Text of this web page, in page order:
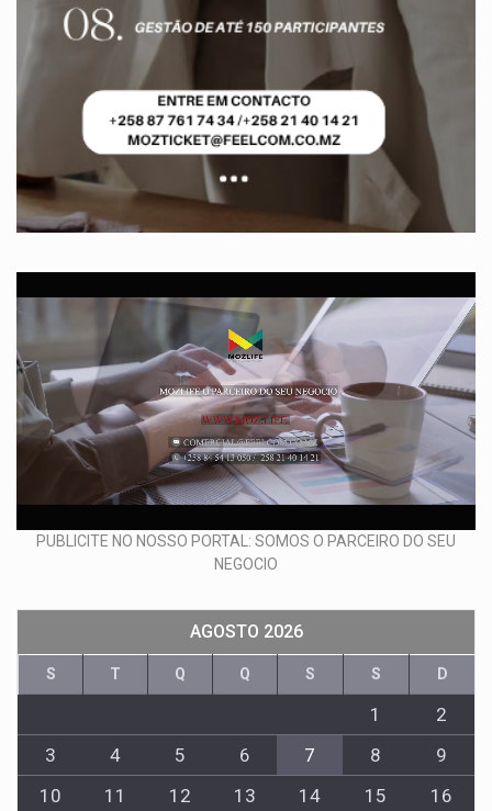
PUBLICITE NO NOSSO PORTAL: SOMOS O PARCEIRO DO SEU
NEGOCIO
AGOSTO 2026
S T Q Q S S D
1
2
3
4 5 6 7 8
9
10
11 12 13 14 15 16